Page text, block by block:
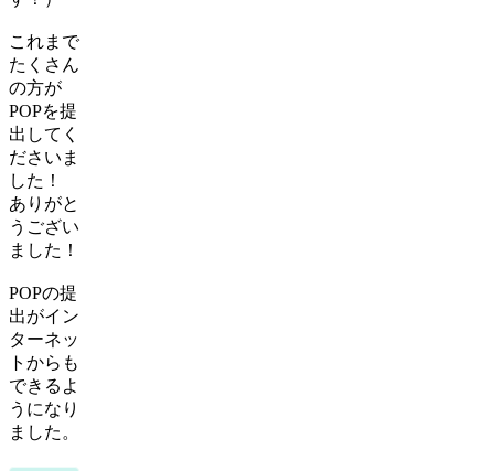
これまで
たくさん
の方が
POPを提
出してく
ださいま
した！
ありがと
うござい
ました！
POPの提
出がイン
ターネッ
トからも
できるよ
うになり
ました。